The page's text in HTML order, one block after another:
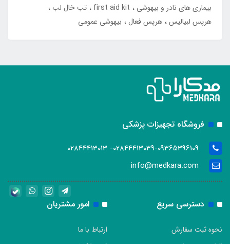
بیماری های نادر و بیهوشی
first aid kit
تب خال لب
هرپس لبیالیس هرپس فعال بیهوشی عمومی
فروشگاه تجهیزات پزشکی
02844413039-09365396109- 02844413013
info@medkara.com
دسترسی سریع
نحوه ثبت سفارش
امور مشتریان
ارتباط با ما